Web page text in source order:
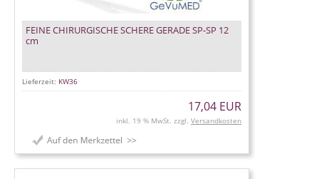
FEINE CHIRURGISCHE SCHERE GERADE SP-SP 12
cm
Lieferzeit: KW36
17,04 EUR
inkl. 19 % MwSt. zzgl. Versandkosten